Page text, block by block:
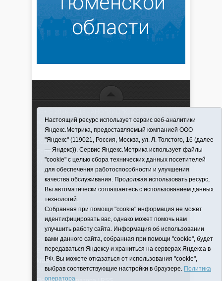
использовании материалов ссылка обязательна
Информационная лента выходит при финансовой
поддержке правительства Тюменской области
Регистрационный номер СМИ ЭЛ № ФС 77-66066
от 10.06. 2016 г. выдано Федеральной службой по
надзору в сфере связи, информационных
технологий и массовых коммуникаций.
Учредитель (соучредители) Автономная
некоммерческая организация "Информационно-
издательский центр "Красная звезда"" (627570,
Тюменская обл., Викуловский р-н, с. Викулово, ул.
Ленина, д. 5).
Главный редактор Антюхова Светлана
Владимировна. Адрес электронной почты:
krasnay_zvezda@obl72.ruТелефон: 2-42-32; 2-41-
36.
Настоящий ресурс использует сервис веб-аналитики
Яндекс.Метрика, предоставляемый компанией ООО
"Яндекс" (119021, Россия, Москва, ул. Л. Толстого, 16 (далее
— Яндекс)). Сервис Яндекс.Метрика использует файлы
"cookie" с целью сбора технических данных посетителей
для обеспечения работоспособности и улучшения
качества обслуживания. Продолжая использовать ресурс,
Вы автоматически соглашаетесь с использованием данных
технологий.
Собранная при помощи "cookie" информация не может
идентифицировать вас, однако может помочь нам
улучшить работу сайта. Информация об использовании
вами данного сайта, собранная при помощи "cookie", будет
передаваться Яндексу и храниться на серверах Яндекса в
РФ. Вы можете отказаться от использования "cookie",
выбрав соответствующие настройки в браузере. Политика
оператора